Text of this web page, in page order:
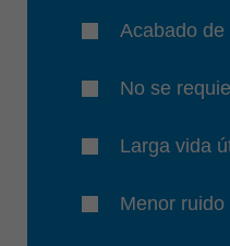
Acabado de
No se
Larga vida
Menor ruido